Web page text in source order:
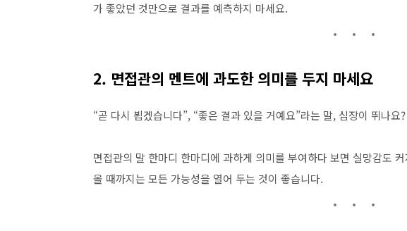
가 좋았던 것만으로 결과를 예측하지 마세요.
2. 면접관의 멘트에 과도한 의미를 두지 마세요
“곧 다시 뵙겠습니다”, “좋은 결과 있을 거예요”라는 말, 심장이 뛰나
면접관의 말 한마디 한마디에 과하게 의미를 부여하다 보면 실망감도
올 때까지는 모든 가능성을 열어 두는 것이 좋습니다.